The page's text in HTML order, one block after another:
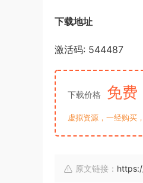
下载地址
激活码: 544487
下载价格 免费
虚拟资源，一经购买
原文链接：